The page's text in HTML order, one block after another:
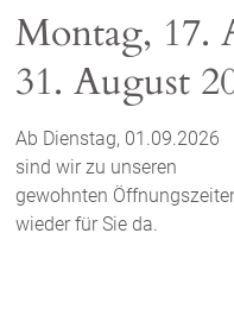
Montag, 17.
31. August
Ab Dienstag, 01.09.2026
sind wir zu unseren
gewohnten
wieder für Sie da.